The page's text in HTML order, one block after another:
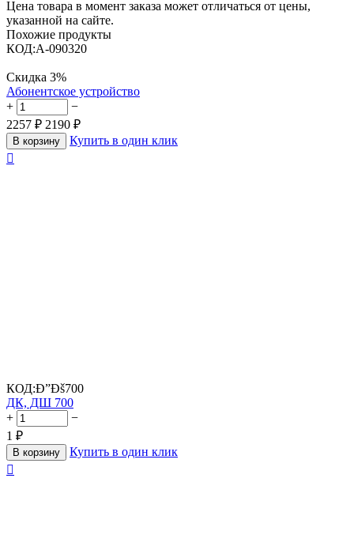
Цена товара в момент заказа может отличаться от цены,
указанной на сайте.
Похожие продукты
КОД:A-090320
Скидка 3%
Абонентское устройство
+
−
2257 ₽ 2190 ₽
В корзину
Купить в один клик

КОД:Ð”Ðš700
ДК, ДШ 700
+
−
1 ₽
В корзину
Купить в один клик
